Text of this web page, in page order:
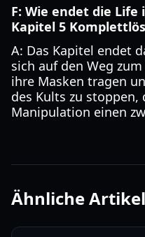
F: Wie endet die Life
Kapitel 5
A: Das Kapitel endet
sich auf den Weg
ihre Masken tragen
des Kults zu stoppen,
Manipulation einen
Ähnliche Artikel